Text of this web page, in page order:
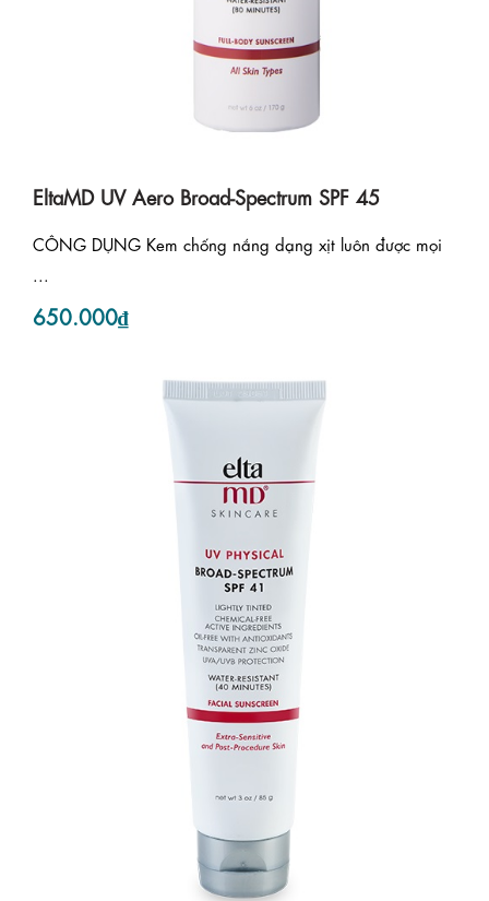
EltaMD UV Aero Broad-Spectrum SPF 45
CÔNG DỤNG Kem chống nắng dạng xịt luôn được mọi
...
650.000₫